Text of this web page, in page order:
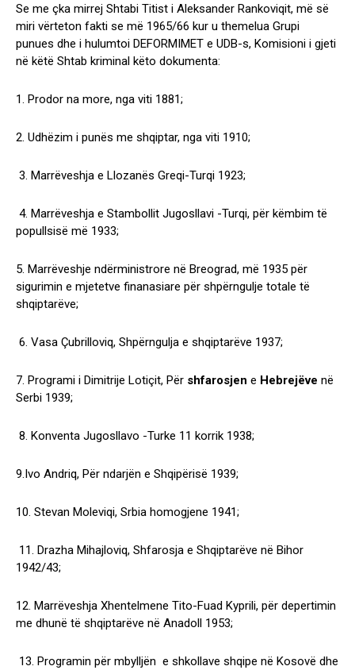
Se me çka mirrej Shtabi Titist i Aleksander Rankoviqit, më së
miri vërteton fakti se më 1965/66 kur u themelua Grupi
punues dhe i hulumtoi DEFORMIMET e UDB-s, Komisioni i gjeti
në këtë Shtab kriminal këto dokumenta:
1. Prodor na more, nga viti 1881;
2. Udhëzim i punës me shqiptar, nga viti 1910;
3. Marrëveshja e Llozanës Greqi-Turqi 1923;
4. Marrëveshja e Stambollit Jugosllavi -Turqi, për këmbim të
popullsisë më 1933;
5. Marrëveshje ndërministrore në Breograd, më 1935 për
sigurimin e mjetetve finanasiare për shpërngulje totale të
shqiptarëve;
6. Vasa Çubrilloviq, Shpërngulja e shqiptarëve 1937;
7. Programi i Dimitrije Lotiçit, Për shfarosjen e Hebrejëve në
Serbi 1939;
8. Konventa Jugosllavo -Turke 11 korrik 1938;
9.Ivo Andriq, Për ndarjën e Shqipërisë 1939;
10. Stevan Moleviqi, Srbia homogjene 1941;
11. Drazha Mihajloviq, Shfarosja e Shqiptarëve në Bihor
1942/43;
12. Marrëveshja Xhentelmene Tito-Fuad Kyprili, për depertimin
me dhunë të shqiptarëve në Anadoll 1953;
13. Programin për mbylljën e shkollave shqipe në Kosovë dhe